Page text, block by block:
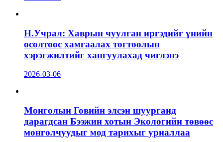
Н.Учрал: Хаврын чуулган иргэдийг үнийн
өсөлтөөс хамгаалах тогтоолын
хэрэгжилтийг хангуулахад чиглэнэ
2026-03-06
Монголын Говийн элсэн шуурганд
дарагдсан Бээжин хотын Экологийн төвөөс
монголчуудыг мод тарихыг уриаллаа